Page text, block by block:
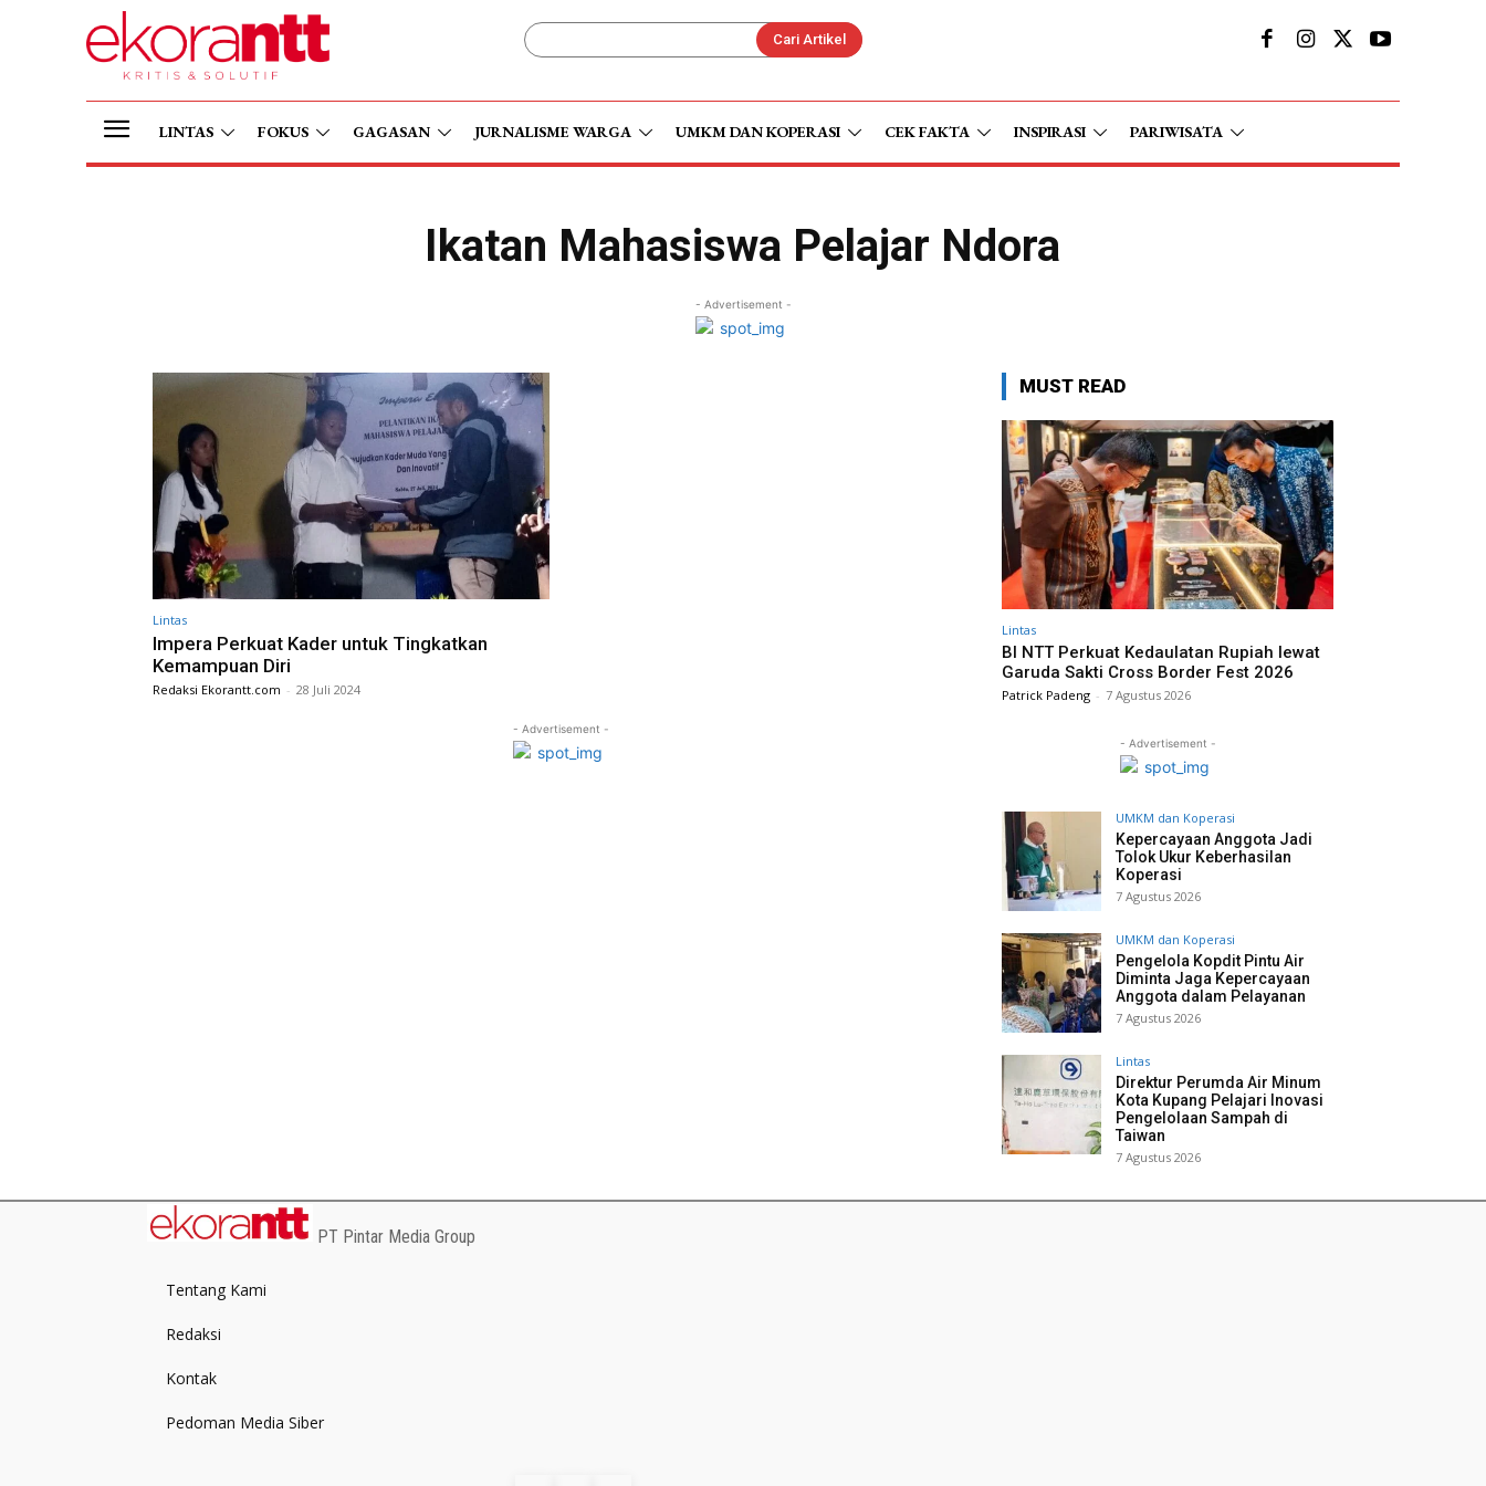
Cari Artikel
LINTAS FOKUS GAGASAN JURNALISME WARGA UMKM DAN KOPERASI CEK FAKTA INSPIRASI PARIWISATA
Ikatan Mahasiswa Pelajar Ndora
- Advertisement -
Lintas
Impera Perkuat Kader untuk Tingkatkan
Kemampuan Diri
Redaksi Ekorantt.com - 28 Juli 2024
- Advertisement -
MUST READ
Lintas
BI NTT Perkuat Kedaulatan Rupiah lewat
Garuda Sakti Cross Border Fest 2026
Patrick Padeng - 7 Agustus 2026
- Advertisement -
UMKM dan Koperasi
Kepercayaan Anggota Jadi
Tolok Ukur Keberhasilan
Koperasi
7 Agustus 2026
UMKM dan Koperasi
Pengelola Kopdit Pintu Air
Diminta Jaga Kepercayaan
Anggota dalam Pelayanan
7 Agustus 2026
Lintas
Direktur Perumda Air Minum
Kota Kupang Pelajari Inovasi
Pengelolaan Sampah di
Taiwan
7 Agustus 2026
PT Pintar Media Group
Tentang Kami
Redaksi
Kontak
Pedoman Media Siber